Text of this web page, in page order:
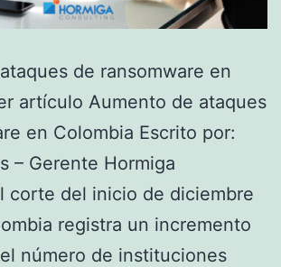
de ransomware en
artículo Aumento de ataques
en Colombia Escrito por:
– Gerente Hormiga
corte del inicio de diciembre
registra un incremento
número de instituciones